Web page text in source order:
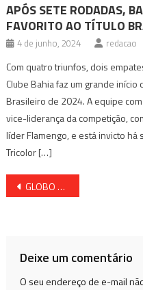
APÓS SETE RODADAS,
FAVORITO AO TÍTULO
4 de junho, 2024 redacao
Com quatro triunfos, dois
Clube Bahia faz um grande
Brasileiro de 2024. A equipe
vice-liderança da competição,
líder Flamengo, e está invicto há
Tricolor […]
Navegação
GLOBO NÃO PAGA PREMIAÇÃO E É CONDENADA EM R$ 30 MIL
Deixe um comentário
O seu endereço de e-mail